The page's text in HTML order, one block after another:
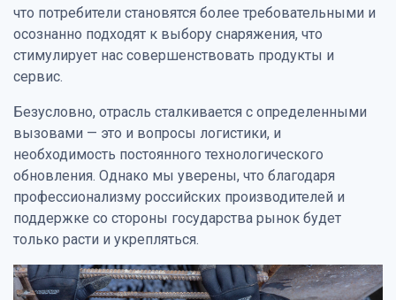
что потребители становятся более требовательными и
осознанно подходят к выбору снаряжения, что
стимулирует нас совершенствовать продукты и
сервис.
Безусловно, отрасль сталкивается с определенными
вызовами — это и вопросы логистики, и
необходимость постоянного технологического
обновления. Однако мы уверены, что благодаря
профессионализму российских производителей и
поддержке со стороны государства рынок будет
только расти и укрепляться.